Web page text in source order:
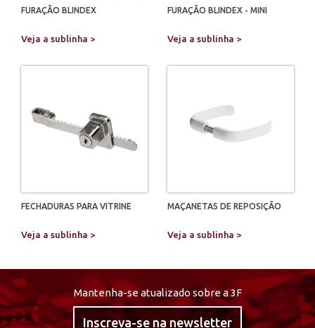
FURAÇÃO BLINDEX
Veja a sublinha >
FURAÇÃO BLINDEX - MINI
Veja a sublinha >
FECHADURAS PARA VITRINE
Veja a sublinha >
MAÇANETAS DE REPOSIÇÃO
Veja a sublinha >
Mantenha-se atualizado sobre a 3F
Inscreva-se na newsletter